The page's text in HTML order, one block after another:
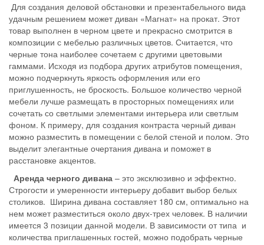
Для создания деловой обстановки и презентабельного вида
удачным решением может диван «Магнат» на прокат. Этот
товар выполнен в черном цвете и прекрасно смотрится в
композиции с мебелью различных цветов. Считается, что
черные тона наиболее сочетаем с другими цветовыми
гаммами. Исходя из подбора других атрибутов помещения,
можно подчеркнуть яркость оформления или его
приглушенность, не броскость. Большое количество черной
мебели лучше размещать в просторных помещениях или
сочетать со светлыми элементами интерьера или светлым
фоном. К примеру, для создания контраста черный диван
можно разместить в помещении с белой стеной и полом. Это
выделит элегантные очертания дивана и поможет в
расстановке акцентов.
Аренда черного дивана – это эксклюзивно и эффектно.
Строгости и умеренности интерьеру добавит выбор белых
столиков. Ширина дивана составляет 180 см, оптимально на
нем может разместиться около двух-трех человек. В наличии
имеется 3 позиции данной модели. В зависимости от типа и
количества приглашенных гостей, можно подобрать черные